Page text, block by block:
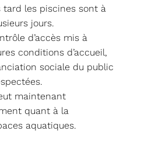
tard les piscines sont à
jours.
d’accès mis à
conditions d’accueil,
sociale du public
maintenant
quant à la
aquatiques.